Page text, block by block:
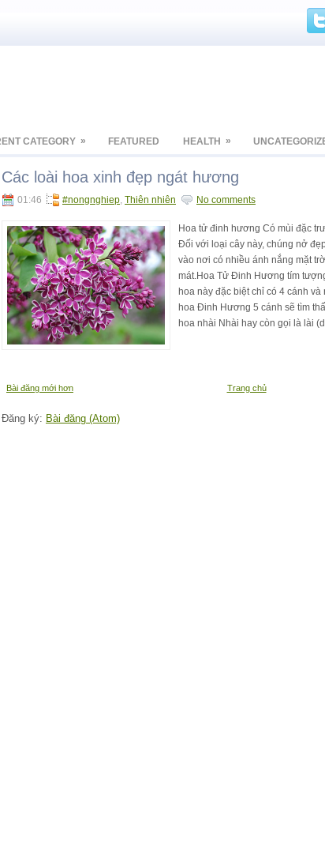
CATEGORY » FEATURED HEALTH »
Các loài hoa xinh đẹp ngát hương
01:46 #nongnghiep, Thiên nhiên No comments
Hoa tử đinh hương Có mùi đặc
Đối với loại cây này, chúng nở
vào nơi có nhiều ánh nắng mặt
mát.Hoa Tử Đinh Hương tím
hoa này đặc biệt chỉ có 4 cánh
hoa Đinh Hương 5 cánh sẽ tìm
hoa nhài Nhài hay còn gọi là lài
Bài đăng mới hơn Trang chủ
Đăng ký: Bài đăng (Atom)